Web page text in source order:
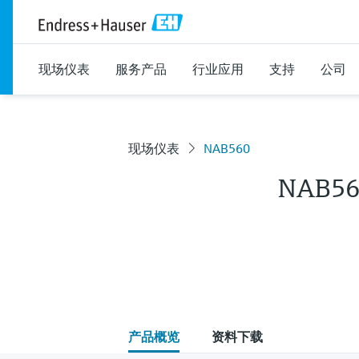
现场仪表 服务产品 行业应用 支持 公司
现场仪表 NAB560
产品概览 资料下载